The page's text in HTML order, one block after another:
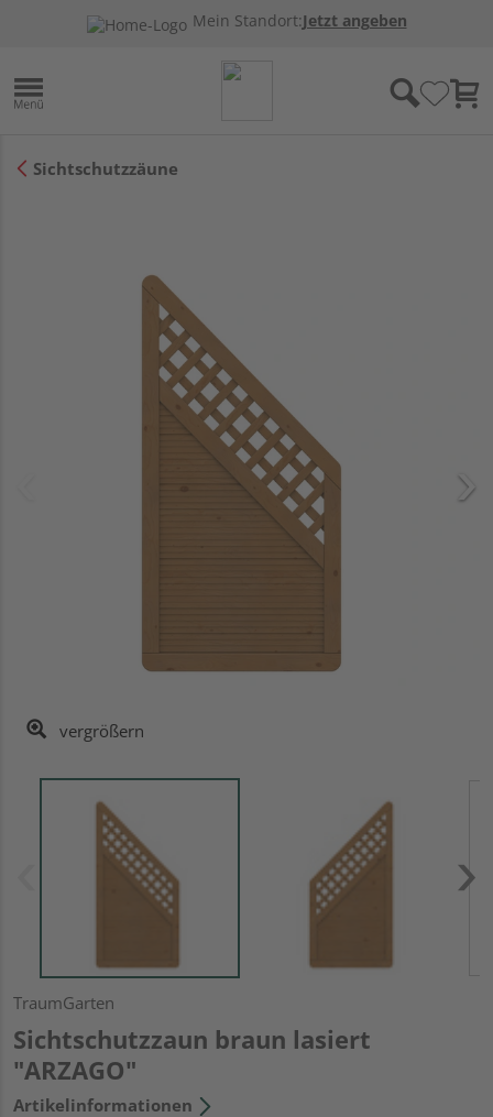
Mein Standort:Jetzt angeben
Sichtschutzzäune
vergrößern
TraumGarten
Sichtschutzzaun braun lasiert
"ARZAGO"
Artikelinformationen